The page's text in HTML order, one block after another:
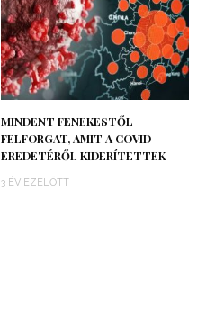
MINDENT FENEKESTŐL
FELFORGAT, AMIT A COVID
EREDETÉRŐL KIDERÍTETTEK
3 ÉV EZELŐTT